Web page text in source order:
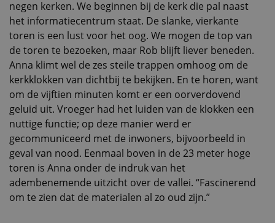
negen kerken. We beginnen bij de kerk die pal naast
het informatiecentrum staat. De slanke, vierkante
toren is een lust voor het oog. We mogen de top van
de toren te bezoeken, maar Rob blijft liever beneden.
Anna klimt wel de zes steile trappen omhoog om de
kerkklokken van dichtbij te bekijken. En te horen, want
om de vijftien minuten komt er een oorverdovend
geluid uit. Vroeger had het luiden van de klokken een
nuttige functie; op deze manier werd er
gecommuniceerd met de inwoners, bijvoorbeeld in
geval van nood. Eenmaal boven in de 23 meter hoge
toren is Anna onder de indruk van het
adembenemende uitzicht over de vallei. “Fascinerend
om te zien dat de materialen al zo oud zijn.”